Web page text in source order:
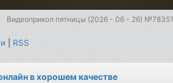
Видеоприкол пятницы (2026 - 06 - 26) №78351
RSS
в хорошем качестве